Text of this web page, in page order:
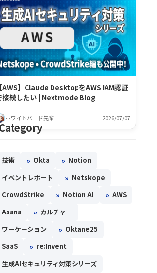
【AWS】Claude DesktopをAWS IAM認証
接続したい | Nextmode Blog
ホワイトバード先輩 2026/07/07
技術 » Okta » Notion
イベントレポート » Netskope
CrowdStrike » Notion AI » AWS
Asana » カルチャー
ワーケーション » Oktane25
SaaS » re:Invent
生成AIセキュリティ対策シリーズ